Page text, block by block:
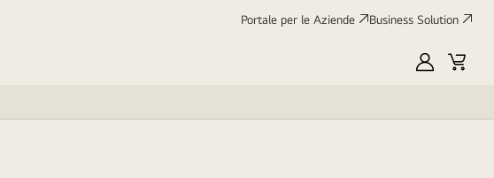
Portale per le Aziende Business Solution
My
Cart